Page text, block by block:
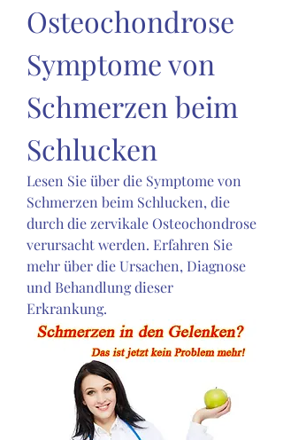
Osteochondrose
Symptome von
Schmerzen beim
Schlucken
Lesen Sie über die Symptome von
Schmerzen beim Schlucken, die
durch die zervikale Osteochondrose
verursacht werden. Erfahren Sie
mehr über die Ursachen, Diagnose
und Behandlung dieser
Erkrankung.